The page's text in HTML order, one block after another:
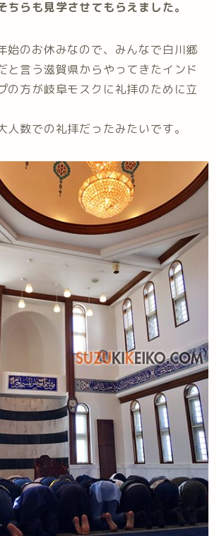
ちらも見学させてもらえました。
始のお休みなので、みんなで白川郷
と言う滋賀県からやってきたインド
の方が岐阜モスクに礼拝のために立
人数での礼拝だったみたいです。